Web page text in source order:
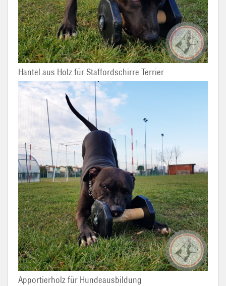
Hantel aus Holz für Staffordschirre Terrier
Apportierholz für Hundeausbildung